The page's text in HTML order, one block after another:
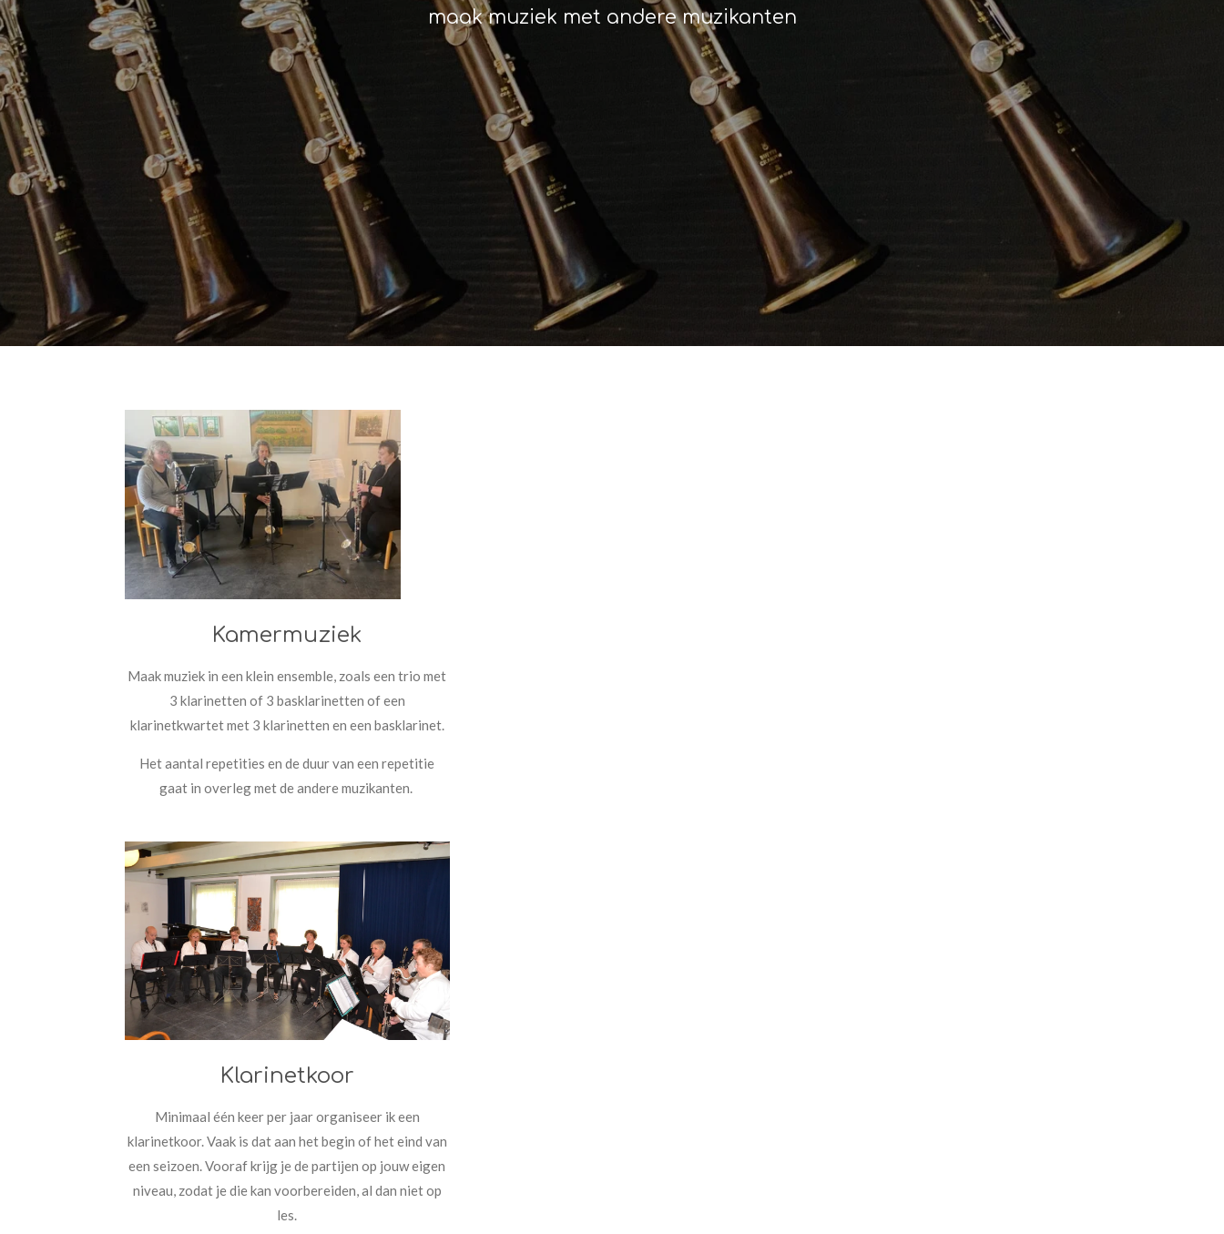
maak muziek met andere muzikanten
Kamermuziek
Maak muziek in een klein ensemble, zoals een trio met
3 klarinetten of 3 basklarinetten of een
klarinetkwartet met 3 klarinetten en een basklarinet.
Het aantal repetities en de duur van een repetitie
gaat in overleg met de andere muzikanten.
Klarinetkoor
Minimaal één keer per jaar organiseer ik een
klarinetkoor. Vaak is dat aan het begin of het eind van
een seizoen. Vooraf krijg je de partijen op jouw eigen
niveau, zodat je die kan voorbereiden, al dan niet op
les.